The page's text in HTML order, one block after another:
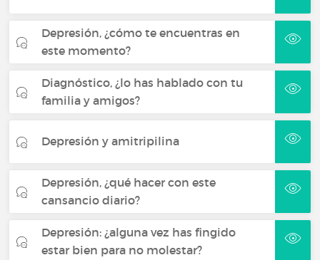
Depresión, ¿cómo te encuentras en
este momento?
Diagnóstico, ¿lo has hablado con tu
familia y amigos?
Depresión y amitripilina
Depresión, ¿qué hacer con este
cansancio diario?
Depresión: ¿alguna vez has fingido
estar bien para no molestar?